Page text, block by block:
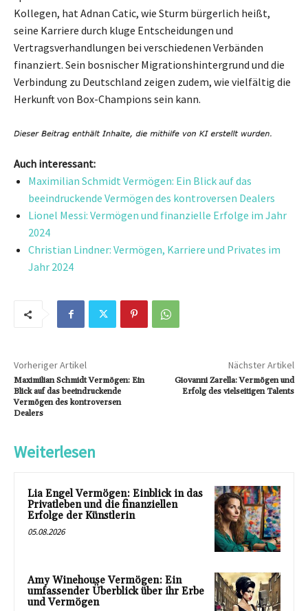
Kollegen, hat Adnan Catic, wie Sturm bürgerlich heißt,
seine Karriere durch kluge Entscheidungen und
Vertragsverhandlungen bei verschiedenen Verbänden
finanziert. Sein bosnischer Migrationshintergrund und die
Verbindung zu Deutschland zeigen zudem, wie vielfältig die
Herkunft von Box-Champions sein kann.
Auch interessant:
Maximilian Schmidt Vermögen: Ein Blick auf das
beeindruckende Vermögen des kontroversen Dealers
Lionel Messi: Vermögen und finanzielle Erfolge im Jahr
2024
Christian Lindner: Vermögen, Karriere und Privates im
Jahr 2024
Vorheriger Artikel
Maximilian Schmidt Vermögen: Ein
Blick auf das beeindruckende
Vermögen des kontroversen
Dealers
Nächster Artikel
Giovanni Zarella: Vermögen und
Erfolg des vielseitigen Talents
Weiterlesen
Lia Engel Vermögen: Einblick in das
Privatleben und die finanziellen
Erfolge der Künstlerin
05.08.2026
Amy Winehouse Vermögen: Ein
umfassender Überblick über ihr Erbe
und Vermögen